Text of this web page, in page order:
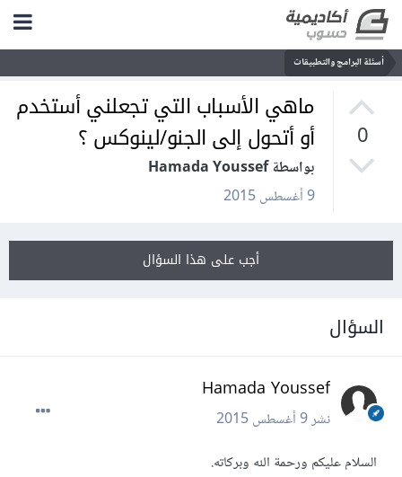
أسئلة البرامج والتطبيقات
0
ماهي الأسباب التي تجعلني أستخدم
أو أتحول إلى الجنو/لينوكس ؟
بواسطة Hamada Youssef
9 أغسطس 2015
أجب على هذا السؤال
السؤال
Hamada Youssef
نشر9 أغسطس 2015
السلام عليكم ورحمة الله وبركاته.